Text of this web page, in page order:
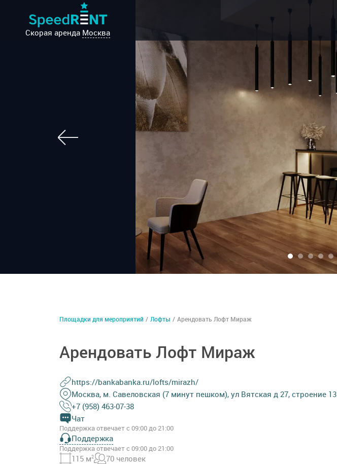
Скорая аренда Москва
Площадки для мероприятий / Лофты / Арендовать Лофт Мираж
Арендовать Лофт Мираж
https://bankabanka.ru/lofts/mirazh/
Москва, м. Савеловская (7 минут пешком), ул Вятская д 27, строение 13
+7 (958) 463-07-38
Чат
Поддержка отвечает с 09:00 до 21:00
Поддержка
Поддержка отвечает с 09:00 до 21:00
115 м2 70 человек